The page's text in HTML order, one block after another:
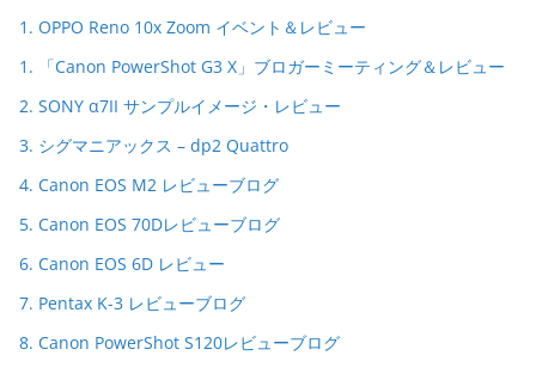
1. OPPO Reno 10x Zoom イベント＆レビュー
1. 「Canon PowerShot G3 X」ブロガーミーティング＆レビュー
2. SONY α7II サンプルイメージ・レビュー
3. シグマニアックス – dp2 Quattro
4. Canon EOS M2 レビューブログ
5. Canon EOS 70Dレビューブログ
6. Canon EOS 6D レビュー
7. Pentax K-3 レビューブログ
8. Canon PowerShot S120レビューブログ